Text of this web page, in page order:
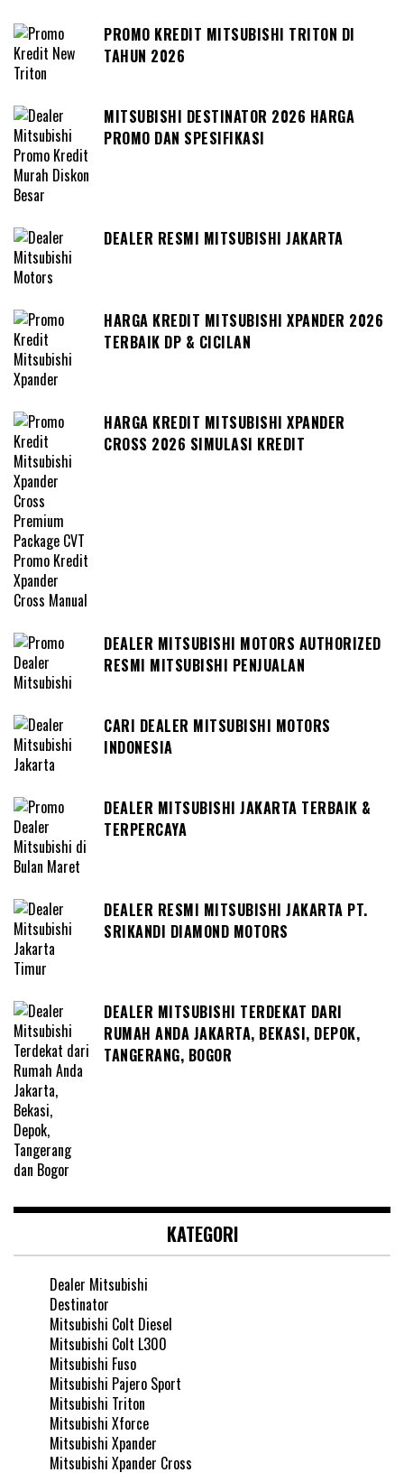
PROMO KREDIT MITSUBISHI TRITON DI
TAHUN 2026
MITSUBISHI DESTINATOR 2026 HARGA
PROMO DAN SPESIFIKASI
DEALER RESMI MITSUBISHI JAKARTA
HARGA KREDIT MITSUBISHI XPANDER 2026
TERBAIK DP & CICILAN
HARGA KREDIT MITSUBISHI XPANDER
CROSS 2026 SIMULASI KREDIT
DEALER MITSUBISHI MOTORS AUTHORIZED
RESMI MITSUBISHI PENJUALAN
CARI DEALER MITSUBISHI MOTORS
INDONESIA
DEALER MITSUBISHI JAKARTA TERBAIK &
TERPERCAYA
DEALER RESMI MITSUBISHI JAKARTA PT.
SRIKANDI DIAMOND MOTORS
DEALER MITSUBISHI TERDEKAT DARI
RUMAH ANDA JAKARTA, BEKASI, DEPOK,
TANGERANG, BOGOR
KATEGORI
Dealer Mitsubishi
Destinator
Mitsubishi Colt Diesel
Mitsubishi Colt L300
Mitsubishi Fuso
Mitsubishi Pajero Sport
Mitsubishi Triton
Mitsubishi Xforce
Mitsubishi Xpander
Mitsubishi Xpander Cross